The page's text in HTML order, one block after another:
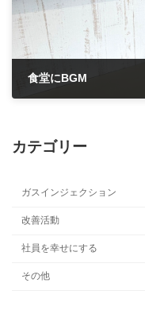
食堂にBGM
カテゴリー
ガスインジェクション
改善活動
社員を幸せにする
その他